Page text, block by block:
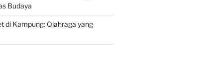
Budaya
di Kampung: Olahraga yang